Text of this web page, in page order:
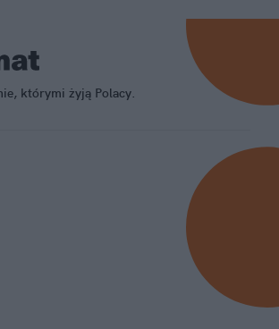
którymi żyją Polacy.